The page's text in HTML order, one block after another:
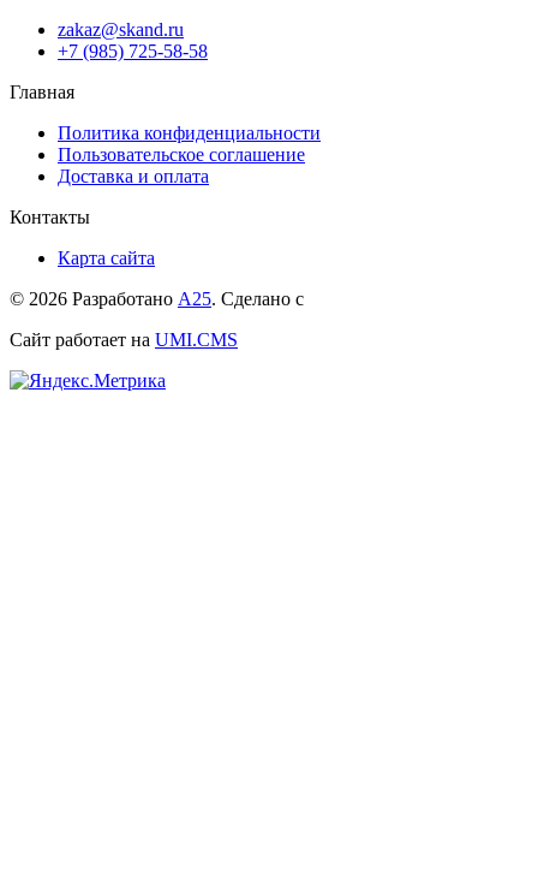
zakaz@skand.ru
+7 (985) 725-58-58
Главная
Политика конфиденциальности
Пользовательское соглашение
Доставка и оплата
Контакты
Карта сайта
© 2026 Разработано А25. Сделано с
Сайт работает на UMI.CMS